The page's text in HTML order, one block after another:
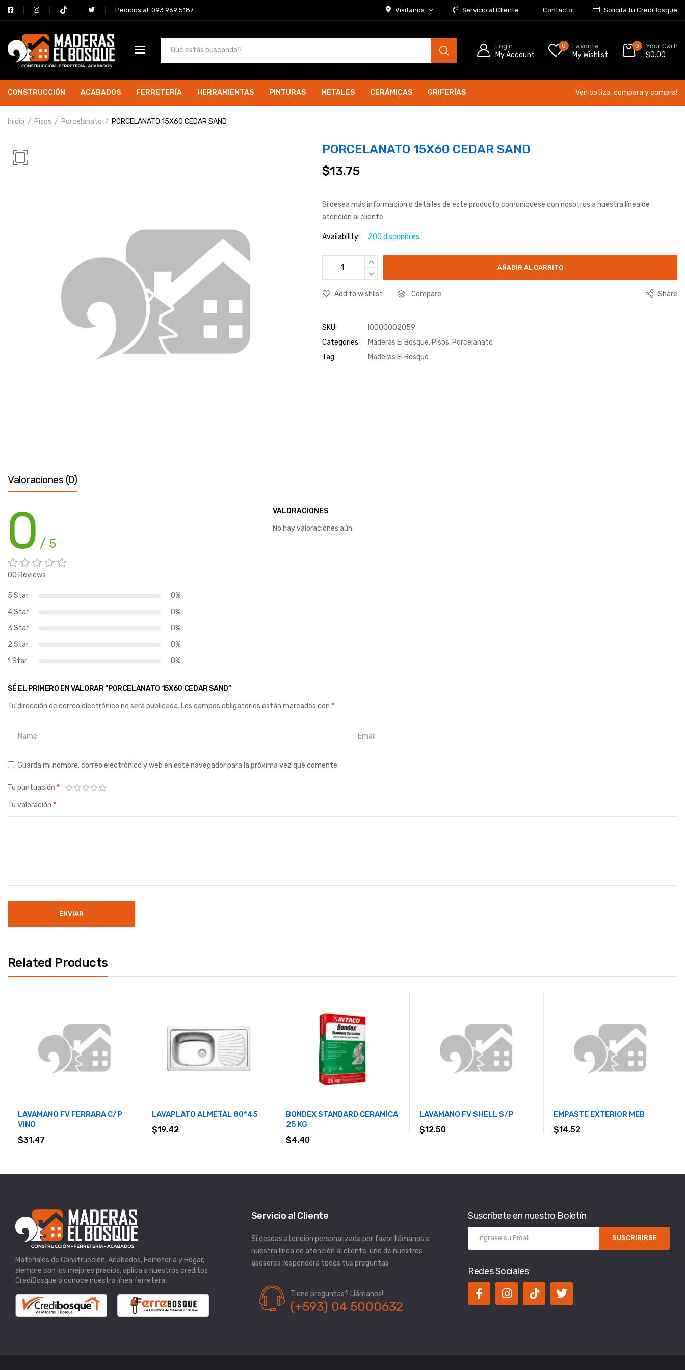
Pedidos al: 093 969 5187 Visítanos Servicio al Cliente Contacto Solicita tu CrediBosque
Login
My Account
0 Favorite
My Wishlist
0 Your Cart:
$0.00
CONSTRUCCIÓN ACABADOS FERRETERÍA HERRAMIENTAS PINTURAS METALES CERÁMICAS GRIFERÍAS Ven cotiza, compara y compra!
Inicio Pisos Porcelanato PORCELANATO 15X60 CEDAR SAND
PORCELANATO 15X60 CEDAR SAND
$13.75
Si desea más información o detalles de este producto comuníquese con nosotros a nuestra línea de
atención al cliente
Availability: 200 disponibles
AÑADIR AL CARRITO
Add to wishlist Compare Share
SKU:
I0000002059
Categories:
Maderas El Bosque, Pisos, Porcelanato
Tag:
Maderas El Bosque
Valoraciones (0)
0 / 5
00 Reviews
5 Star
0%
4 Star
0%
3 Star
0%
2 Star
0%
1 Star
0%
VALORACIONES
No hay valoraciones aún.
SÉ EL PRIMERO EN VALORAR “PORCELANATO 15X60 CEDAR SAND”
Tu dirección de correo electrónico no será publicada. Los campos obligatorios están marcados con *
Guarda mi nombre, correo electrónico y web en este navegador para la próxima vez que comente.
Tu puntuación *
Tu valoración *
Related Products
LAVAMANO FV FERRARA C/P
VINO
$31.47
LAVAPLATO ALMETAL 80*45
$19.42
BONDEX STANDARD CERAMICA
25 KG
$4.40
LAVAMANO FV SHELL S/P
$12.50
EMPASTE EXTERIOR MEB
$14.52
Materiales de Construcción, Acabados, Ferreteria y Hogar,
siempre con los mejores precios, aplica a nuestrós créditos
CrediBosque o conoce nuestra línea ferretera.
Servicio al Cliente
Si deseas atención personalizada por favor llámanos a
nuestra línea de atención al cliente, uno de nuestros
asesores responderá todos tus preguntas
Tiene preguntas? Llámanos!
(+593) 04 5000632
Suscríbete en nuestro Boletín
SUSCRIBIRSE
Redes Sociales